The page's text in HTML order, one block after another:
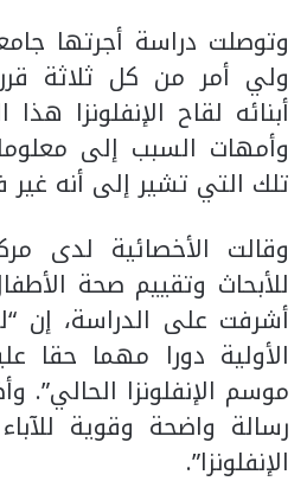
وتوصلت دراسة أجرتها
ولي أمر من كل ثلاثة
أبنائه لقاح الإنفلونزا
وأمهات السبب إلى
تلك التي تشير إلى أنه غير
وقالت الأخصائية لدى
للأبحاث وتقييم صحة
أشرفت على الدراسة، إن
الأولية دورا مهما حقا
موسم الإنفلونزا الحالي”.
رسالة واضحة وقوية
الإنفلونزا”.